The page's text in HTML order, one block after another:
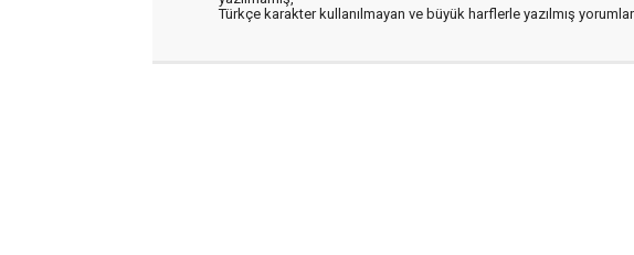
Türkçe karakter kullanılmayan ve büyük harflerle yazılmış